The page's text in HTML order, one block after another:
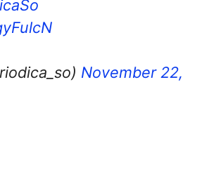
November 22,